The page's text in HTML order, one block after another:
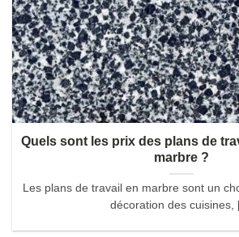
Quels sont les prix des plans de
marbre ?
Les plans de travail en marbre sont un
décoration des cuisines,